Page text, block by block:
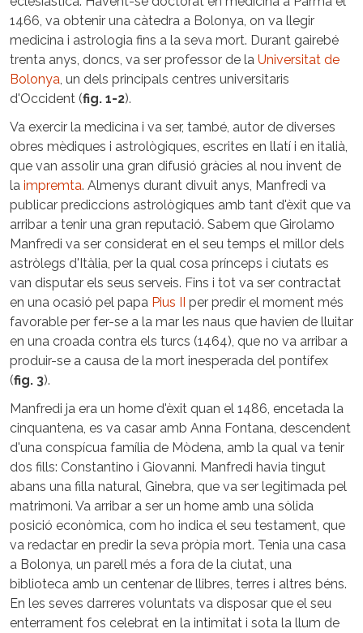
1466, va obtenir una càtedra a Bolonya, on va llegir
medicina i astrologia fins a la seva mort. Durant gairebé
trenta anys, doncs, va ser professor de la Universitat de
Bolonya, un dels principals centres universitaris
d'Occident (fig. 1-2).
Va exercir la medicina i va ser, també, autor de diverses
obres mèdiques i astrològiques, escrites en llatí i en italià,
que van assolir una gran difusió gràcies al nou invent de
la impremta. Almenys durant divuit anys, Manfredi va
publicar prediccions astrològiques amb tant d'èxit que va
arribar a tenir una gran reputació. Sabem que Girolamo
Manfredi va ser considerat en el seu temps el millor dels
astròlegs d'Itàlia, per la qual cosa prínceps i ciutats es
van disputar els seus serveis. Fins i tot va ser contractat
en una ocasió pel papa Pius II per predir el moment més
favorable per fer-se a la mar les naus que havien de lluitar
en una croada contra els turcs (1464), que no va arribar a
produir-se a causa de la mort inesperada del pontífex
(fig. 3).
Manfredi ja era un home d'èxit quan el 1486, encetada la
cinquantena, es va casar amb Anna Fontana, descendent
d'una conspícua família de Mòdena, amb la qual va tenir
dos fills: Constantino i Giovanni. Manfredi havia tingut
abans una filla natural, Ginebra, que va ser legitimada pel
matrimoni. Va arribar a ser un home amb una sòlida
posició econòmica, com ho indica el seu testament, que
va redactar en predir la seva pròpia mort. Tenia una casa
a Bolonya, un parell més a fora de la ciutat, una
biblioteca amb un centenar de llibres, terres i altres béns.
En les seves darreres voluntats va disposar que el seu
enterrament fos celebrat en la intimitat i sota la llum de